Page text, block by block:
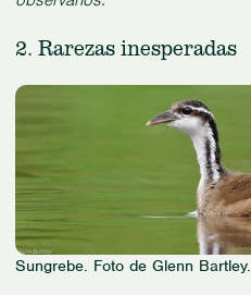
2. Rarezas inesperadas
Sungrebe. Foto de Glenn Bartley.